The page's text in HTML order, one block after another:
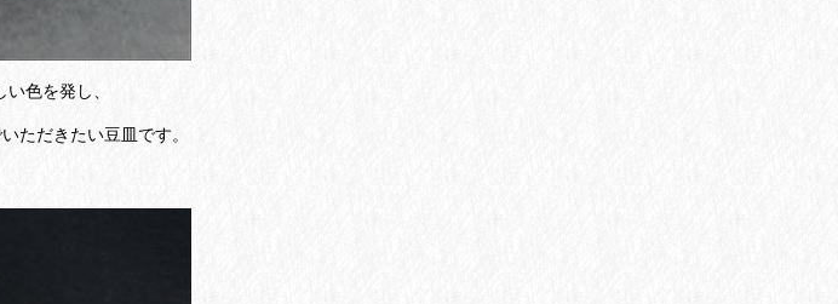
色を発し、
ただきたい豆皿です。